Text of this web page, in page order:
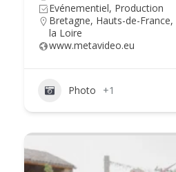
Evénementiel, Production
Bretagne, Hauts-de-France,
la Loire
www.metavideo.eu
Photo +1